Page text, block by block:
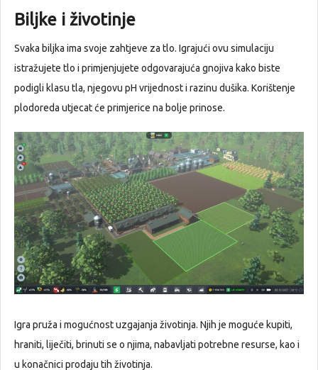
Biljke i životinje
Svaka biljka ima svoje zahtjeve za tlo. Igrajući ovu simulaciju
istražujete tlo i primjenjujete odgovarajuća gnojiva kako biste
podigli klasu tla, njegovu pH vrijednost i razinu dušika. Korištenje
plodoreda utjecat će primjerice na bolje prinose.
Igra pruža i mogućnost uzgajanja životinja. Njih je moguće kupiti,
hraniti, liječiti, brinuti se o njima, nabavljati potrebne resurse, kao i
u konačnici prodaju tih životinja.